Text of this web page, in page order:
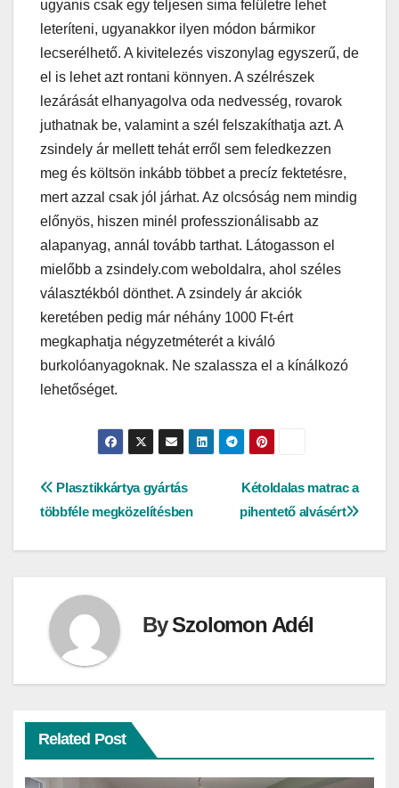
ugyanis csak egy teljesen sima felületre lehet
leteríteni, ugyanakkor ilyen módon bármikor
lecserélhető. A kivitelezés viszonylag egyszerű, de
el is lehet azt rontani könnyen. A szélrészek
lezárását elhanyagolva oda nedvesség, rovarok
juthatnak be, valamint a szél felszakíthatja azt. A
zsindely ár mellett tehát erről sem feledkezzen
meg és költsön inkább többet a precíz fektetésre,
mert azzal csak jól járhat. Az olcsóság nem mindig
előnyös, hiszen minél professzionálisabb az
alapanyag, annál tovább tarthat. Látogasson el
mielőbb a zsindely.com weboldalra, ahol széles
választékból dönthet. A zsindely ár akciók
keretében pedig már néhány 1000 Ft-ért
megkaphatja négyzetméterét a kiváló
burkolóanyagoknak. Ne szalassza el a kínálkozó
lehetőséget.
Bejegyzés
navigáció
Kétoldalas matrac a
pihentető alvásért
Plasztikkártya gyártás
többféle megközelítésben
BySzolomon Adél
Related Post